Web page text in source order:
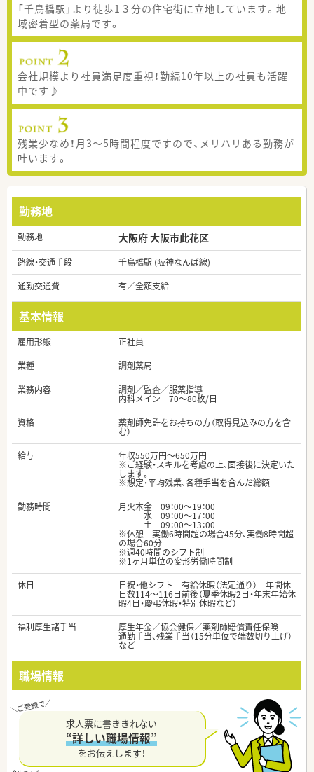
「千鳥橋駅」より徒歩1３分の住宅街に立地しています。地
域密着型の薬局です。
会社規模より社員満足度重視！勤続10年以上の社員も活躍
中です♪
残業少なめ！月3～5時間程度ですので、メリハリある勤務が
叶います。
勤務地
勤務地 大阪府 大阪市此花区
路線・交通手段
千鳥橋駅 (阪神なんば線)
通勤交通費
有／全額支給
基本情報
雇用形態
正社員
業種
調剤薬局
業務内容
調剤／監査／服薬指導
内科メイン 70～80枚/日
資格
薬剤師免許をお持ちの方（取得見込みの方を含
む）
給与
年収550万円～650万円
※ご経験・スキルを考慮の上、面接後に決定いた
します。
※想定・平均残業、各種手当を含んだ総額
勤務時間
月火木金 09：00～19：00
水 09：00～17：00
土 09：00～13：00
※休憩 実働6時間超の場合45分、実働8時間超
の場合60分
※週40時間のシフト制
※1ヶ月単位の変形労働時間制
休日
日祝・他シフト 有給休暇（法定通り） 年間休
日数114～116日前後（夏季休暇2日・年末年始休
暇4日・慶弔休暇・特別休暇など）
福利厚生諸手当
厚生年金／協会健保／薬剤師賠償責任保険
通勤手当、残業手当（15分単位で端数切り上げ）
など
職場情報
求人票に書ききれない
“詳しい職場情報”
をお伝えします！